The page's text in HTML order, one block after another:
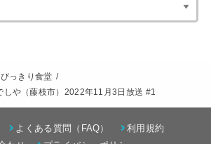
びっきり食堂
しや（藤枝市）2022年11月3日放送 #1
よくある質問（FAQ）
利用規約